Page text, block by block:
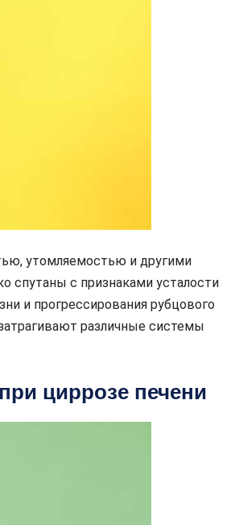
утомляемостью и другими
спутаны с признаками усталости
и прогрессирования рубцового
различные системы
циррозе печени